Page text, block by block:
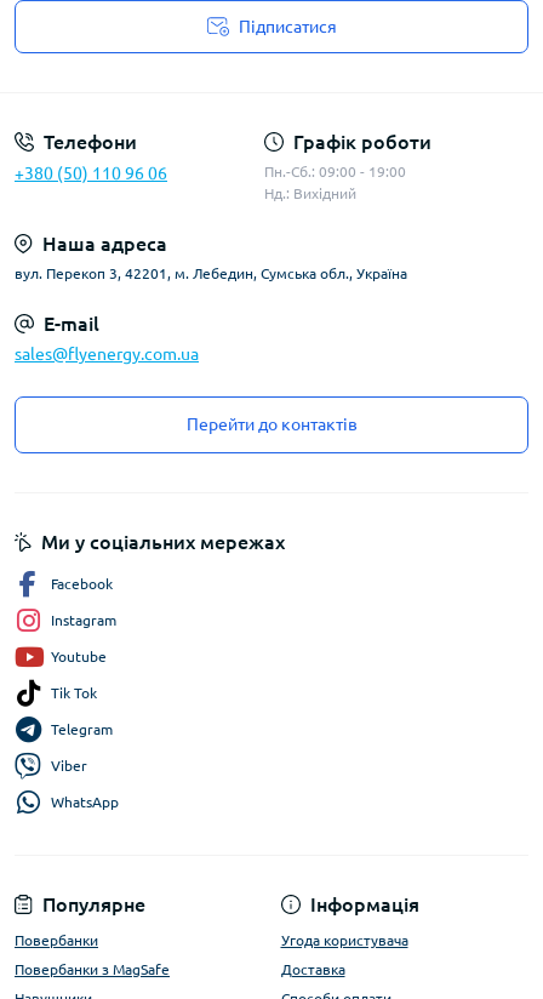
Підписатися
Телефони
+380 (50) 110 96 06
Графік роботи
Пн.-Сб.: 09:00 - 19:00
Нд.: Вихідний
Наша адреса
вул. Перекоп 3, 42201, м. Лебедин, Сумська обл., Україна
E-mail
sales@flyenergy.com.ua
Перейти до контактів
Популярне
Повербанки
Повербанки з MagSafe
Інформація
Угода користувача
Доставка
Ми у соціальних мережах
Facebook
Instagram
Youtube
Tik Tok
Telegram
Viber
WhatsApp